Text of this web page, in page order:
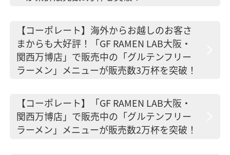
【コーポレート】海外からお越しのお客さ
まからも大好評！「GF RAMEN LAB大阪・
関西万博店」で販売中の「グルテンフリー
ラーメン」メニューが販売数3万杯を突破！
【コーポレート】「GF RAMEN LAB大阪・
関西万博店」で販売中の「グルテンフリー
ラーメン」メニューが販売数2万杯を突破！